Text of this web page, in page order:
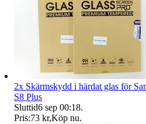
2x Skärmskydd i härdat glas för
S8 Plus
Sluttid6 sep 00:18.
Pris:73 kr,Köp nu.